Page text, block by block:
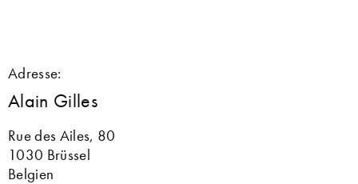
Adresse:
Alain Gilles
Rue des Ailes, 80
1030 Brüssel
Belgien